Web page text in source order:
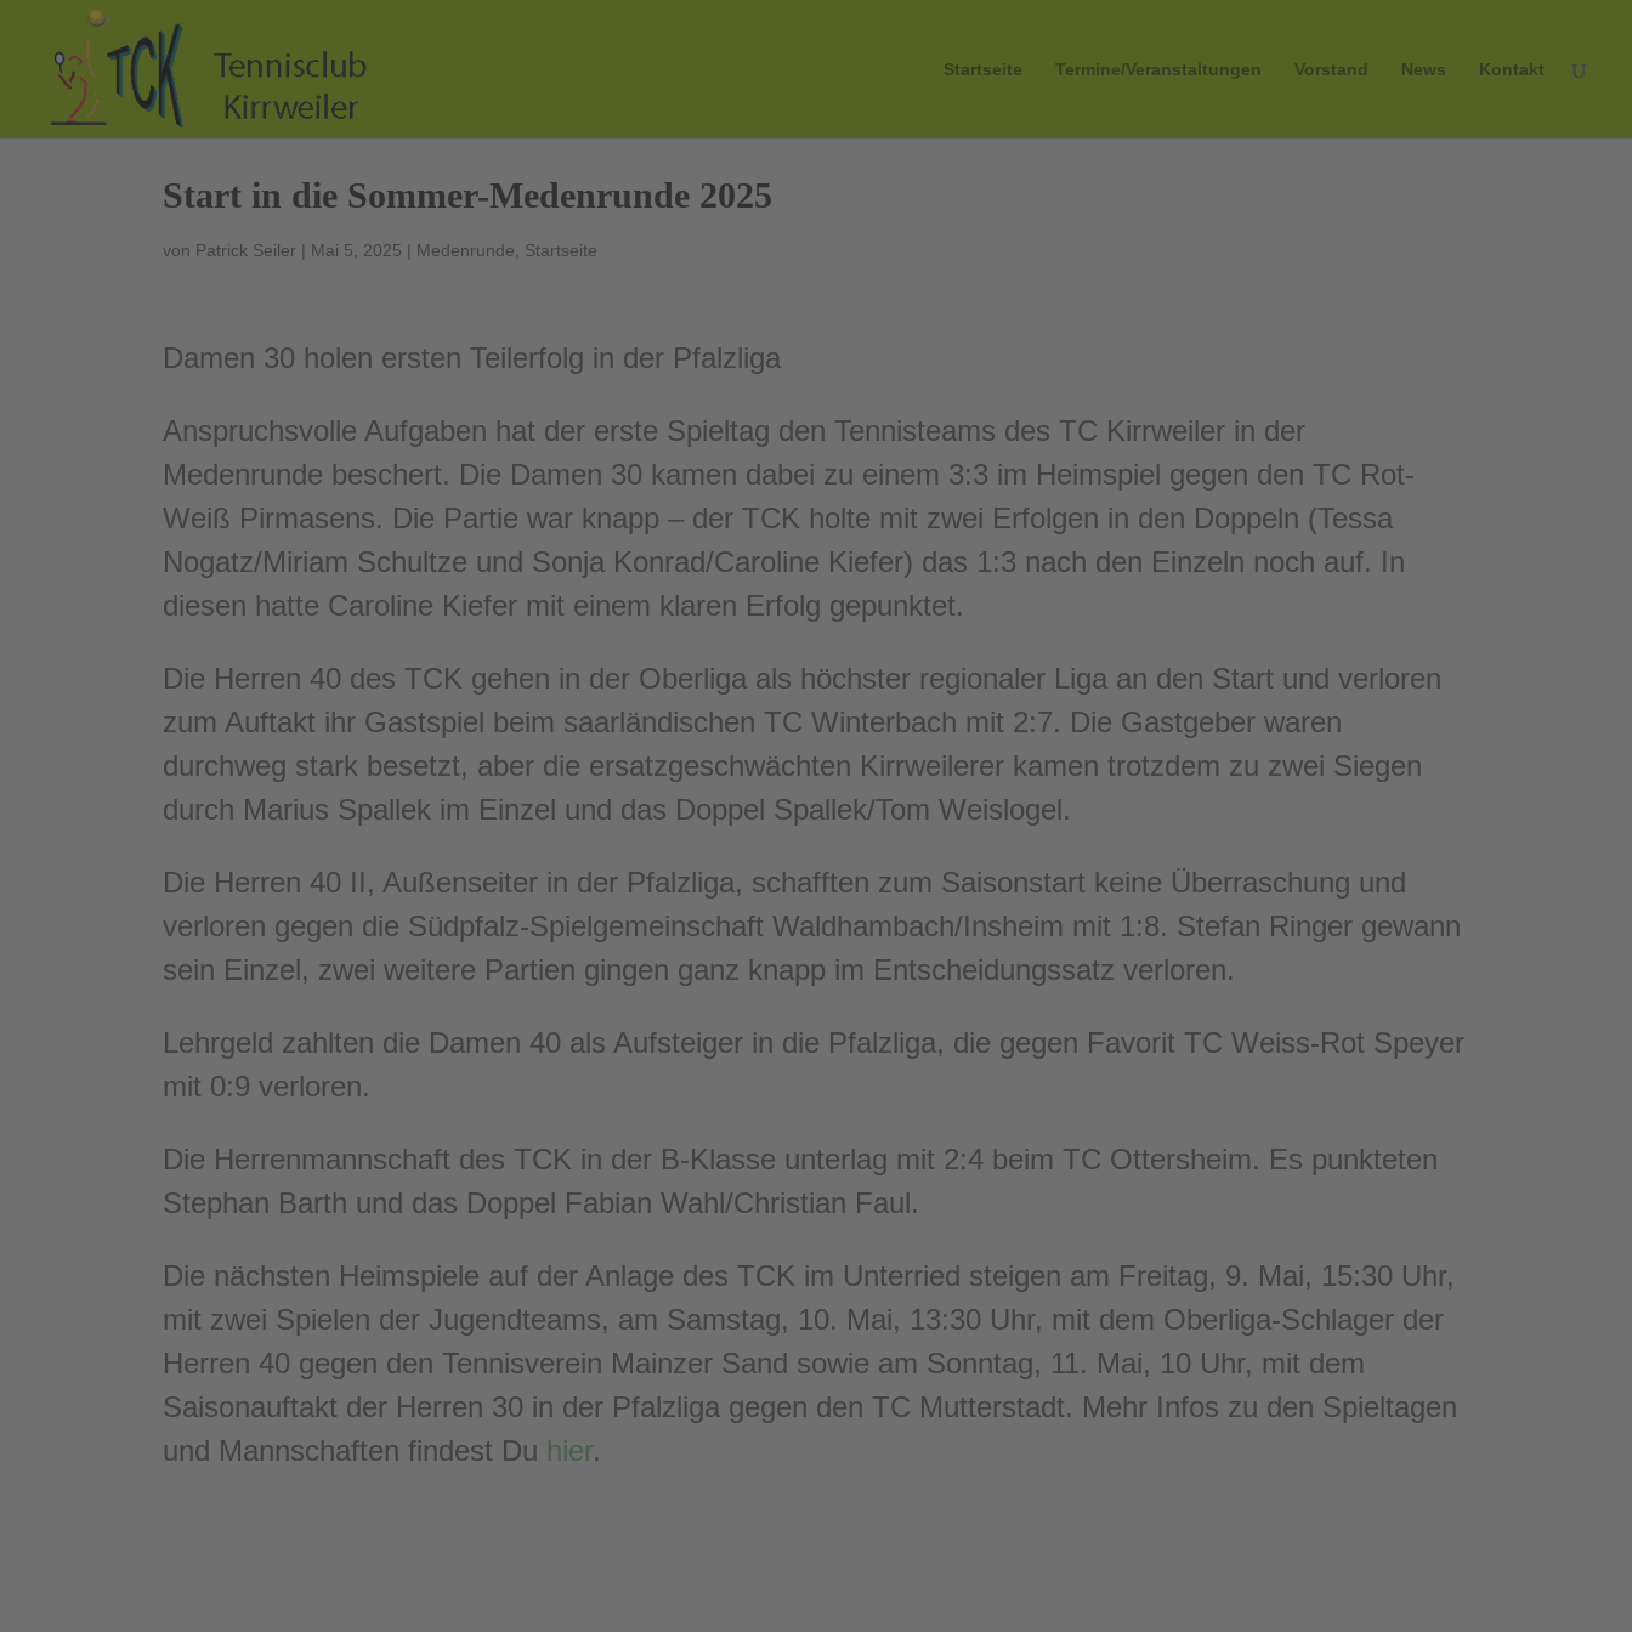
Startseite Termine/Veranstaltungen Vorstand News Kontakt
Start in die Sommer-Medenrunde 2025
von Patrick Seiler | Mai 5, 2025 | Medenrunde Startseite
Damen 30 holen ersten Teilerfolg in der Pfalzliga
Anspruchsvolle Aufgaben hat der erste Spieltag den Tennisteams des TC Kirrweiler in der
Medenrunde beschert. Die Damen 30 kamen dabei zu einem 3:3 im Heimspiel gegen den TC Rot-
Weiß Pirmasens. Die Partie war knapp – der TCK holte mit zwei Erfolgen in den Doppeln (Tessa
Nogatz/Miriam Schultze und Sonja Konrad/Caroline Kiefer) das 1:3 nach den Einzeln noch auf. In
diesen hatte Caroline Kiefer mit einem klaren Erfolg gepunktet.
Die Herren 40 des TCK gehen in der Oberliga als höchster regionaler Liga an den Start und verloren
zum Auftakt ihr Gastspiel beim saarländischen TC Winterbach mit 2:7. Die Gastgeber waren
durchweg stark besetzt, aber die ersatzgeschwächten Kirrweilerer kamen trotzdem zu zwei Siegen
durch Marius Spallek im Einzel und das Doppel Spallek/Tom Weislogel.
Die Herren 40 II, Außenseiter in der Pfalzliga, schafften zum Saisonstart keine Überraschung und
verloren gegen die Südpfalz-Spielgemeinschaft Waldhambach/Insheim mit 1:8. Stefan Ringer gewann
sein Einzel, zwei weitere Partien gingen ganz knapp im Entscheidungssatz verloren.
Lehrgeld zahlten die Damen 40 als Aufsteiger in die Pfalzliga, die gegen Favorit TC Weiss-Rot Speyer
mit 0:9 verloren.
Die Herrenmannschaft des TCK in der B-Klasse unterlag mit 2:4 beim TC Ottersheim. Es punkteten
Stephan Barth und das Doppel Fabian Wahl/Christian Faul.
Die nächsten Heimspiele auf der Anlage des TCK im Unterried steigen am Freitag, 9. Mai, 15:30 Uhr,
mit zwei Spielen der Jugendteams, am Samstag, 10. Mai, 13:30 Uhr, mit dem Oberliga-Schlager der
Herren 40 gegen den Tennisverein Mainzer Sand sowie am Sonntag, 11. Mai, 10 Uhr, mit dem
Saisonauftakt der Herren 30 in der Pfalzliga gegen den TC Mutterstadt. Mehr Infos zu den Spieltagen
und Mannschaften findest Du hier.